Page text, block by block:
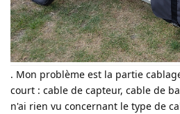
. Mon problème est la partie
court : cable de capteur, cable de
n'ai rien vu concernant le type de